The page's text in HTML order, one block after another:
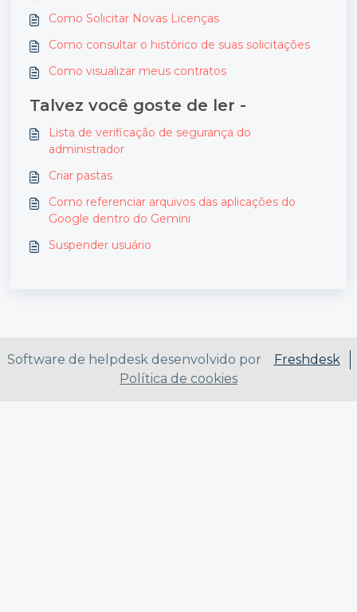
Como Solicitar Novas Licenças
Como consultar o histórico de suas solicitações
Como visualizar meus contratos
Talvez você goste de ler -
Lista de verificação de segurança do
administrador
Criar pastas
Como referenciar arquivos das aplicações do
Google dentro do Gemini
Suspender usuário
Software de helpdesk desenvolvido por
Freshdesk
Política de cookies